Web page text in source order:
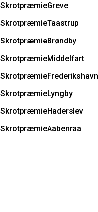
SkrotpræmieGreve
SkrotpræmieTaastrup
SkrotpræmieBrøndby
SkrotpræmieMiddelfart
SkrotpræmieFrederikshavn
SkrotpræmieLyngby
SkrotpræmieHaderslev
SkrotpræmieAabenraa